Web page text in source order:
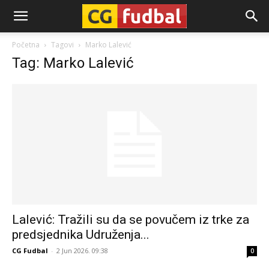
CG-
Fudbal
Početna Tagovi Marko Lalević
Tag: Marko Lalević
Lalević: Tražili su da se povučem iz trke za
predsjednika Udruženja...
CG Fudbal - 2 Jun 2026. 09:38 0